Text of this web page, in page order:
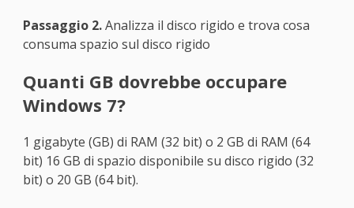
Passaggio 2.Analizza il disco rigido e trova cosa
consuma spazio sul disco rigido
Quanti GB dovrebbe occupare
Windows 7?
1 gigabyte (GB) di RAM (32 bit) o 2 GB di RAM (64
bit) 16 GB di spazio disponibile su disco rigido (32
bit) o 20 GB (64 bit).